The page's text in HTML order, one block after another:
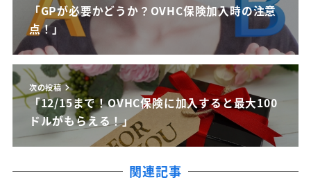
「GPが必要かどうか？OVHC保険加入時の注意
点！」
次の投稿
「12/15まで！OVHC保険に加入すると最大100
ドルがもらえる！」
関連記事